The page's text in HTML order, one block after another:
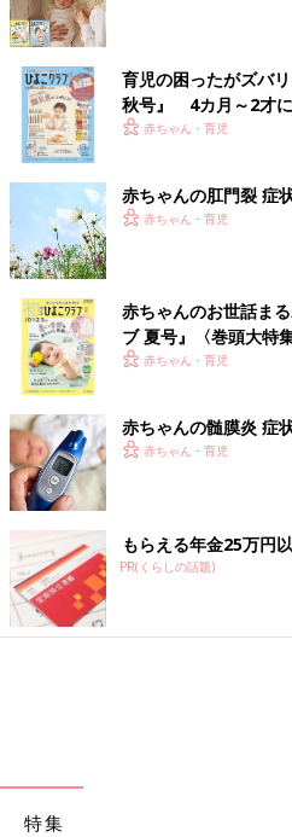
育児の困ったがズバ
秋号』 4カ月～2才に
いっぱい！
赤ちゃん・育児
赤ちゃんの肛門裂 症
赤ちゃん・育児
赤ちゃんのお世話ま
ブ 夏号』〈巻頭大特
く！ おっぱい・ミル
赤ちゃん・育児
赤ちゃんの髄膜炎 症
赤ちゃん・育児
もらえる年金25万円
PR(くらしの話題)
特集